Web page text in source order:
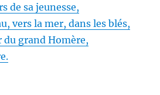
de sa jeunesse,
vers la mer, dans les blés,
du grand Homère,